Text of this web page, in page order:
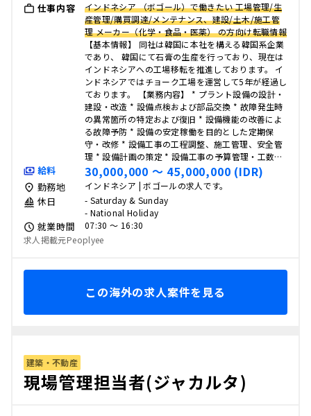
仕事内容
インドネシア （ボゴール）で働きたい 工場管理/生
産管理/購買調達/メンテナンス、建設/土木/施工管
理 メーカー（化学・食品・医薬） の方向け転職情報
【基本情報】 同社は韓国に本社を構える韓国系企業
であり、 韓国にて石膏の生産を行っており、現在は
インドネシアへの工場移転を推進しております。 イ
ンドネシアではチョーク工場を運営して5年が経過し
ております。 【業務内容】 * プラント設備の設計・
建設・改造 * 設備点検および部品交換 * 故障発生時
の異常箇所の特定および復旧 * 設備機能の改善によ
る故障予防 * 設備の安定稼働を目的とした定期保
守・改修 * 設備工事の工程調整、施工管理、安全管
理 * 設備計画の策定 * 設備工事の予算管理・工数…
給料 30,000,000 〜 45,000,000 (IDR)
勤務地 インドネシア | ボゴールの求人です。
休日
- Saturday & Sunday
- National Holiday
就業時間
07:30 〜 16:30
求人掲載元Peoplyee
この海外の求人案件を見る
建築・不動産
現場管理担当者(ジャカルタ)